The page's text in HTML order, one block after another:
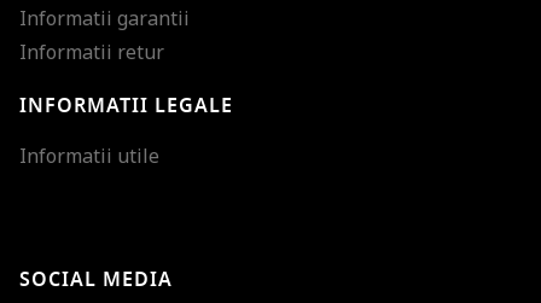
Informatii garantii
Informatii retur
INFORMATII LEGALE
Informatii utile
SOCIAL MEDIA